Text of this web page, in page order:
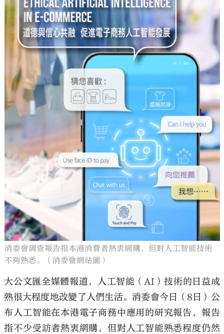
消委會調查報告指本港消費者熱衷網購，但對人工智能技術
不夠熟悉。（消委會網站圖）
大公文匯全媒體報道，人工智能（AI）技術的日益成
熟很大程度地改變了人們生活。消委會今日（8日）公
布人工智能在本港電子商務中應用的研究報告，報告
指不少受訪者熱衷網購，但對人工智能熟悉程度仍然